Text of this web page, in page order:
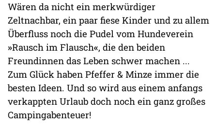
Wären da nicht ein merkwürdiger
Zeltnachbar, ein paar fiese Kinder und zu allem
Überfluss noch die Pudel vom Hundeverein
»Rausch im Flausch«, die den beiden
Freundinnen das Leben schwer machen ...
Zum Glück haben Pfeffer & Minze immer die
besten Ideen. Und so wird aus einem anfangs
verkappten Urlaub doch noch ein ganz großes
Campingabenteuer!